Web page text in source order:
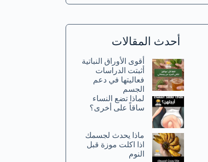
أحدث المقالات
أقوى الأوراق النباتية
أثبتت الدراسات
فعاليتها في دعم
الجسم
لماذا تضع النساء
ساقاً على أخرى؟
ماذا يحدث لجسمك
اذا اكلت موزة قبل
النوم